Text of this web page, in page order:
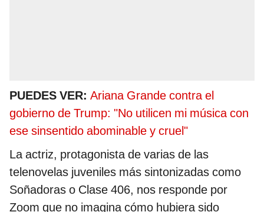
PUEDES VER: Ariana Grande contra el
gobierno de Trump: "No utilicen mi música con
ese sinsentido abominable y cruel"
La actriz, protagonista de varias de las
telenovelas juveniles más sintonizadas como
Soñadoras o Clase 406, nos responde por
Zoom que no imagina cómo hubiera sido